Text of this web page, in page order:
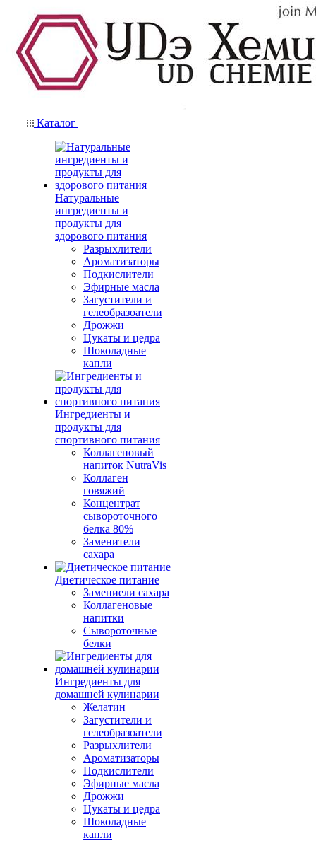
Каталог
Натуральные
ингредиенты и
продукты для
здорового питания
Разрыхлители
Ароматизаторы
Подкислители
Эфирные масла
Загустители и
гелеобразоатели
Дрожжи
Цукаты и цедра
Шоколадные
капли
Ингредиенты и
продукты для
спортивного питания
Коллагеновый
напиток NutraVis
Коллаген
говяжий
Концентрат
сывороточного
белка 80%
Заменители
сахара
Диетическое питание
Замениели сахара
Коллагеновые
напитки
Сывороточные
белки
Ингредиенты для
домашней кулинарии
Желатин
Загустители и
гелеобразоатели
Разрыхлители
Ароматизаторы
Подкислители
Эфирные масла
Дрожжи
Цукаты и цедра
Шоколадные
капли